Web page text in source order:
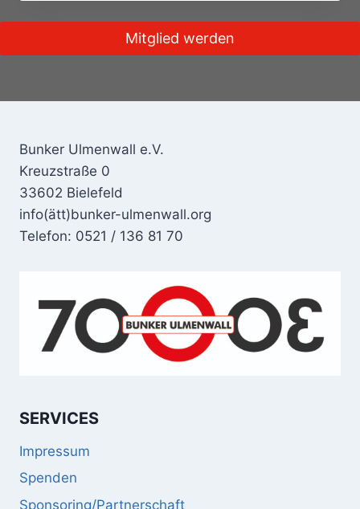
Mitglied werden
Bunker Ulmenwall e.V.
Kreuzstraße 0
33602 Bielefeld
info(ätt)bunker-ulmenwall.org
Telefon: 0521 / 136 81 70
SERVICES
Impressum
Spenden
Sponsoring/Partnerschaft